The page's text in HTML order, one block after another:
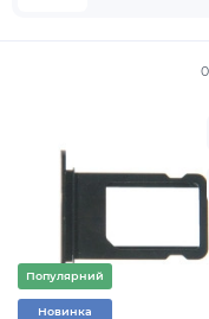
Популярний
Новинка